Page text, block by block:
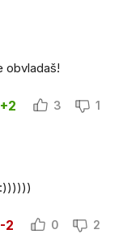
obvladaš!
+2 3 1
-2 0 2